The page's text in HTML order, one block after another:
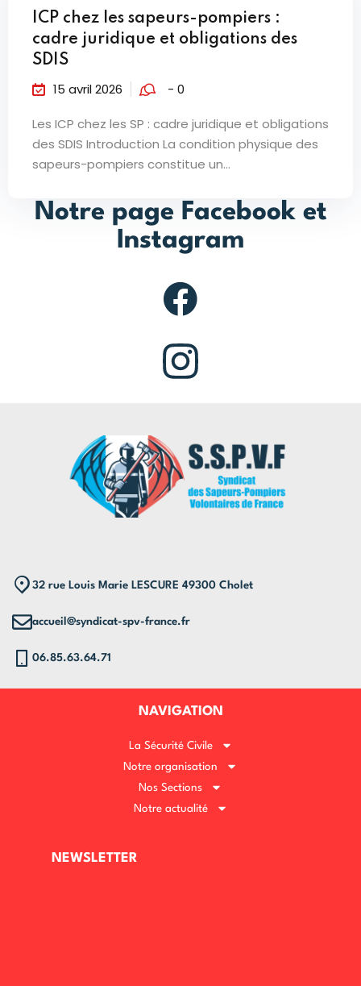
ICP chez les sapeurs-pompiers :
cadre juridique et obligations des
SDIS
15 avril 2026 - 0
Les ICP chez les SP : cadre juridique et obligations
des SDIS Introduction La condition physique des
sapeurs-pompiers constitue un...
Notre page Facebook et
Instagram
32 rue Louis Marie LESCURE 49300 Cholet
accueil@syndicat-spv-france.fr
06.85.63.64.71
NAVIGATION
La Sécurité Civile
Notre organisation
Nos Sections
Notre actualité
NEWSLETTER